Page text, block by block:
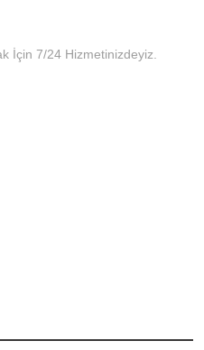
İçin 7/24 Hizmetinizdeyiz.